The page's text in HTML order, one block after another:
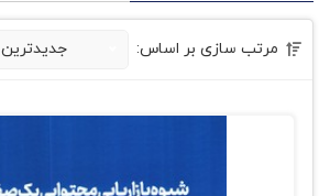
مرتب سازی بر اساس: جدیدترین